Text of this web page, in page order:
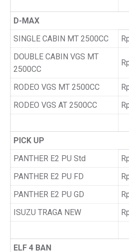
D-MAX
SINGLE CABIN MT 2500CC
DOUBLE CABIN VGS MT
2500CC
RODEO VGS MT 2500CC
RODEO VGS AT 2500CC
PICK UP
PANTHER E2 PU Std
PANTHER E2 PU FD
PANTHER E2 PU GD
ISUZU TRAGA NEW
ELF 4 BAN